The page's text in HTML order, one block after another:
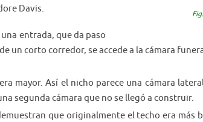
Davis.
entrada, que da paso
un corto corredor, se accede a la cámara
mayor. Así el nicho parece una cámara
segunda cámara que no se llegó a construir.
que originalmente el techo era más